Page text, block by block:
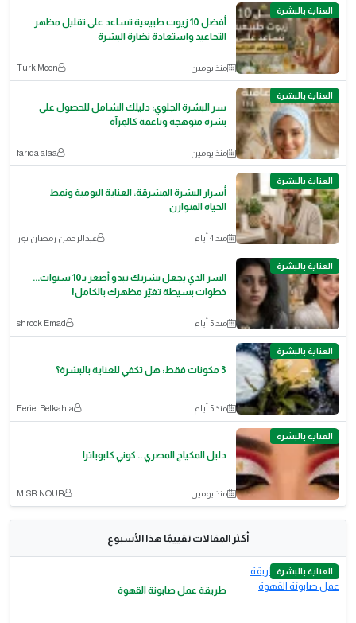
العناية بالبشرة
أفضل 10 زيوت طبيعية تساعد على تقليل مظهر
التجاعيد واستعادة نضارة البشرة
منذ يومين Turk Moon
العناية بالبشرة
سر البشرة الجلوي: دليلك الشامل للحصول على
بشرة متوهجة وناعمة كالمِرآة
منذ يومين farida alaa
العناية بالبشرة
أسرار البشرة المشرقة: العناية اليومية ونمط
الحياة المتوازن
منذ 4 أيام عبدالرحمن رمضان نور
العناية بالبشرة
السر الذي يجعل بشرتك تبدو أصغر بـ10 سنوات...
خطوات بسيطة تغيّر مظهرك بالكامل!
منذ 5 أيام shrook Emad
العناية بالبشرة
3 مكونات فقط: هل تكفي للعناية بالبشرة؟
منذ 5 أيام Feriel Belkahla
العناية بالبشرة
دليل المكياج المصري .. كوني كليوباترا
منذ يومين MISR NOUR
أكثر المقالات تقييمًا هذا الأسبوع
العناية بالبشرة
طريقة عمل صابونة القهوة